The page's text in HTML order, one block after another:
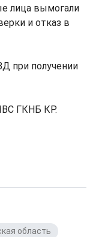
лица вымогали
и отказ в
при получении
ГКНБ КР.
область